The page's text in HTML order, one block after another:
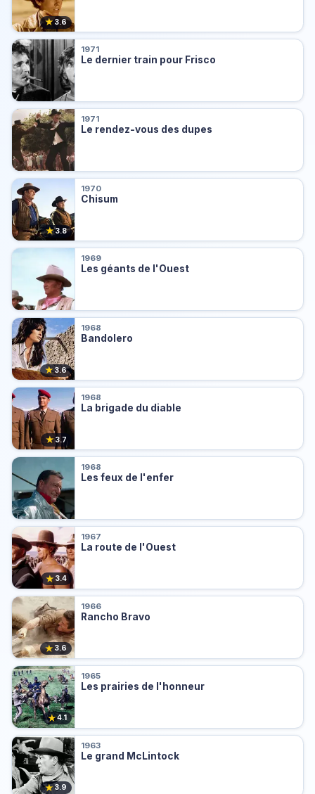
★3.6
1971
Le dernier train pour Frisco
1971
Le rendez-vous des dupes
★3.8
1970
Chisum
1969
Les géants de l'Ouest
★3.6
1968
Bandolero
★3.7
1968
La brigade du diable
1968
Les feux de l'enfer
★3.4
1967
La route de l'Ouest
★ 3.6
1966
Rancho Bravo
★4.1
1965
Les prairies de l'honneur
★3.9
1963
Le grand McLintock